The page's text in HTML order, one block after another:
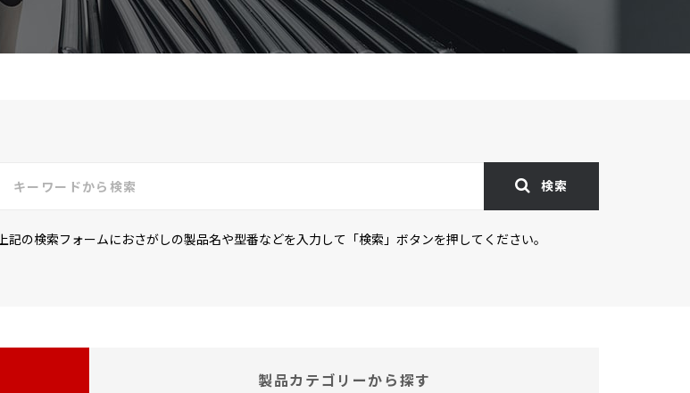
検索
上記の検索フォームにおさがしの製品名や型番などを入力して「検索」ボタンを押してください。
製品カテゴリーから探す